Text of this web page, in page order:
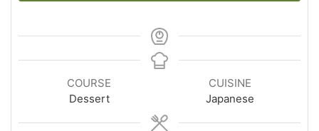
COURSE
Dessert
CUISINE
Japanese